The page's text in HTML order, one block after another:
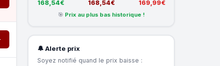
168,54€ 168,54€ 169,99€
🎯 Prix au plus bas historique !
🔔 Alerte prix
Soyez notifié quand le prix baisse :